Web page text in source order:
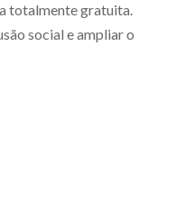
totalmente gratuita.
social e ampliar o